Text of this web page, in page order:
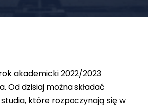
akademicki 2022/2023
Od dzisiaj można składać
które rozpoczynają się w